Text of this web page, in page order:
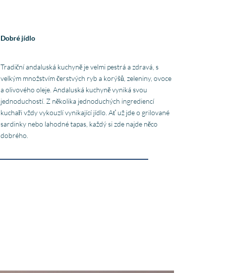
Dobré jídlo
Tradiční andaluská kuchyně je velmi pestrá a zdravá, s
velkým množstvím čerstvých ryb a korýšů, zeleniny, ovoce
a olivového oleje. Andaluská kuchyně vyniká svou
jednoduchostí. Z několika jednoduchých ingrediencí
kuchaři vždy vykouzlí vynikající jídlo. Ať už jde o grilované
sardinky nebo lahodné tapas, každý si zde najde něco
dobrého.